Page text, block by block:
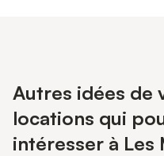
Autres idées de
locations qui
intéresser à Les